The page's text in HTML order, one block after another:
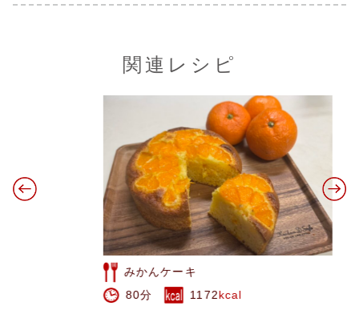
関連レシピ
みかんケーキ
80分
1172kcal